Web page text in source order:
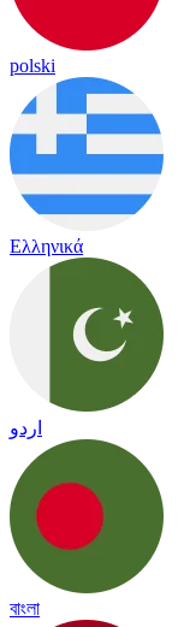
polski
Ελληνικά
اردو
বাংলা